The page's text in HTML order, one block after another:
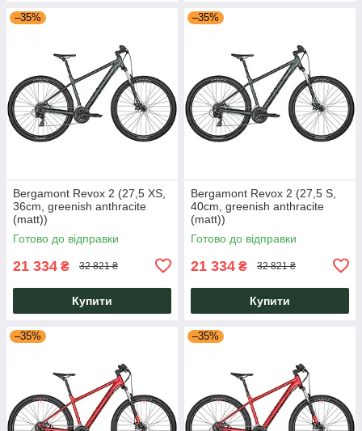
–35%
Bergamont Revox 2 (27,5 XS,
36cm, greenish anthracite
(matt))
Готово до відправки
21 334 ₴ 32 821 ₴
Купити
–35%
Bergamont Revox 2 (27,5 S,
40cm, greenish anthracite
(matt))
Готово до відправки
21 334 ₴ 32 821 ₴
Купити
–35% –35%